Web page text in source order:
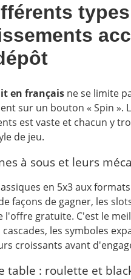
en français ne se limite
sur un bouton « Spin ».
est vaste et chacun y
de jeu.
à sous et leurs
en 5x3 aux
façons de gagner, les
l'offre gratuite. C'est le
les symboles
croissants avant
table : roulette et